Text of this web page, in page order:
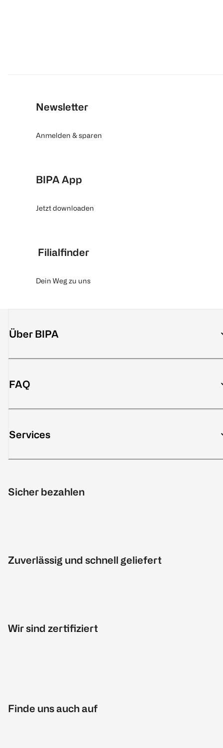
Newsletter
Anmelden & sparen
BIPA App
Jetzt downloaden
Filialfinder
Dein Weg zu uns
Über BIPA
FAQ
Services
Sicher bezahlen
Zuverlässig und schnell geliefert
Wir sind zertifiziert
Finde uns auch auf